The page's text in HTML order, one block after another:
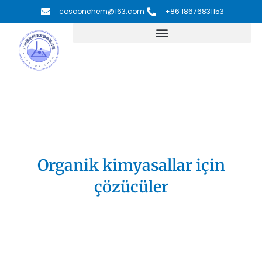
cosoonchem@163.com +86 18676831153
Organik kimyasallar için
çözücüler